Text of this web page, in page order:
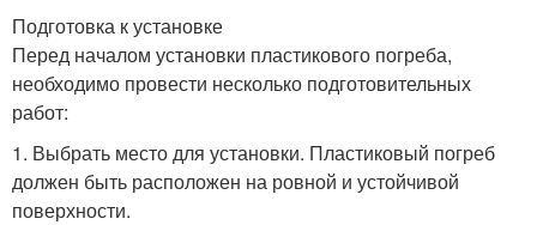
Подготовка к установке
Перед началом установки пластикового погреба,
необходимо провести несколько подготовительных
работ:
1. Выбрать место для установки. Пластиковый погреб
должен быть расположен на ровной и устойчивой
поверхности.